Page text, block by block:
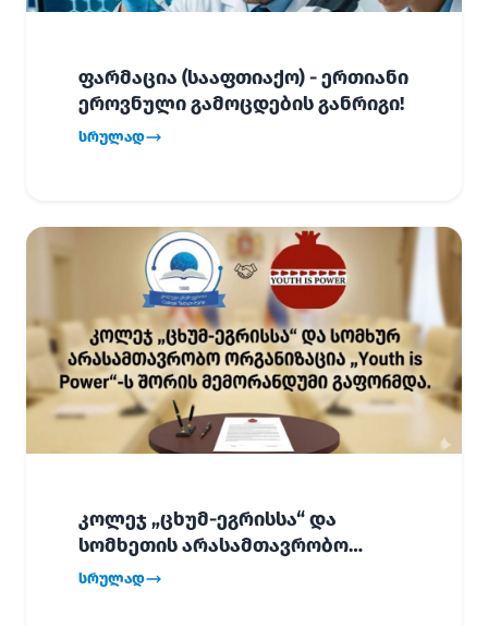
ფარმაცია (სააფთიაქო) - ერთიანი
ეროვნული გამოცდების განრიგი!
სრულად
კოლეჯ „ცხუმ-ეგრისსა“ და
სომხეთის არასამთავრობო
ორგანიზაცია „Youth is Power“-ს
სრულად